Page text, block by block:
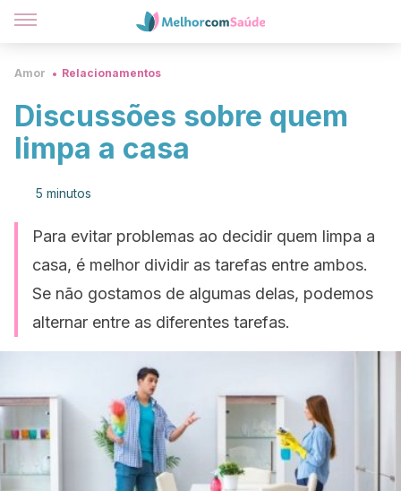
Amor Relacionamentos
Discussões sobre quem
limpa a casa
5 minutos
Para evitar problemas ao decidir quem limpa a
casa, é melhor dividir as tarefas entre ambos.
Se não gostamos de algumas delas, podemos
alternar entre as diferentes tarefas.